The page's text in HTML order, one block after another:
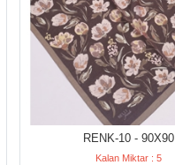
RENK-10 - 90X90
Kalan Miktar : 5